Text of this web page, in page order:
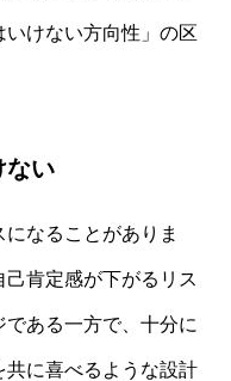
いけない方向性」の区
ない
なることがありま
肯定感が下がるリス
ある一方で、十分に
に喜べるような設計